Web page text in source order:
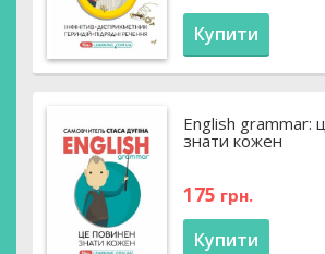
Купити
English grammar:
знати кожен
175 грн.
Купити